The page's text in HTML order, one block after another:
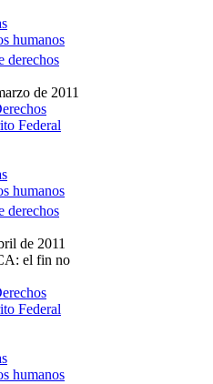
humanos
derechos
de 2011
Federal
humanos
derechos
de 2011
el fin no
Federal
humanos